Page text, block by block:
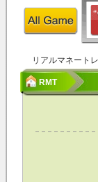
リアルマネート
RMT